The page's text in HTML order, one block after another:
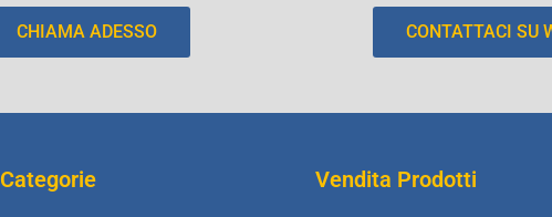
CHIAMA ADESSO CONTATTACI SU
Categorie Vendita Prodotti